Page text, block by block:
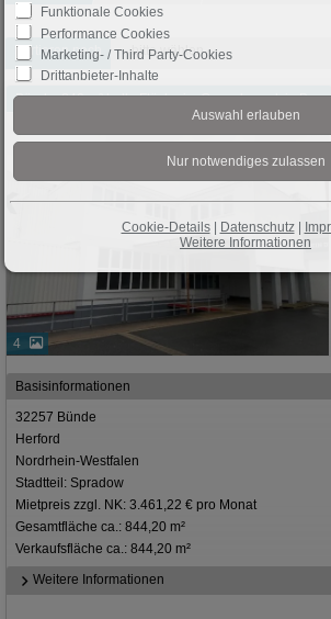
Sortieren nach -- bitte wählen --
Bünde: 840 m² helle Fläche im Gewerbepark in Bünde zu vermieten
4
Basisinformationen
32257 Bünde
Herford
Nordrhein-Westfalen
Stadtteil: Spradow
Mietpreis zzgl. NK: 3.461,22 € pro Monat
Gesamtfläche ca.: 844,20 m²
Verkaufsfläche ca.: 844,20 m²
Weitere Informationen
Funktionale Cookies
Performance Cookies
Marketing- / Third Party-Cookies
Drittanbieter-Inhalte
Cookie-Details| Datenschutz|
Weitere Informationen